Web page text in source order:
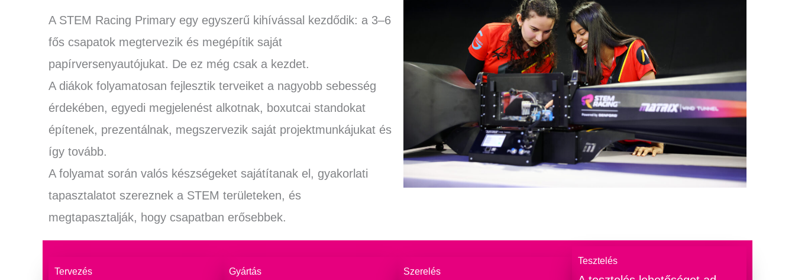
A STEM Racing Primary egy egyszerű kihívással kezdődik: a 3–6
fős csapatok megtervezik és megépítik saját
papírversenyautójukat. De ez még csak a kezdet.
A diákok folyamatosan fejlesztik terveiket a nagyobb sebesség
érdekében, egyedi megjelenést alkotnak, boxutcai standokat
építenek, prezentálnak, megszervezik saját projektmunkájukat és
így tovább.
A folyamat során valós készségeket sajátítanak el, gyakorlati
tapasztalatot szereznek a STEM területeken, és
megtapasztalják, hogy csapatban erősebbek.
Tervezés Gyártás Szerelés
Tesztelés